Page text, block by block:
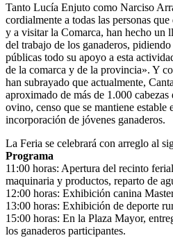
Tanto Lucía Enjuto como Narciso
cordialmente a todas las personas
y a visitar la Comarca, han hecho un
del trabajo de los ganaderos,
públicas todo su apoyo a esta
de la comarca y de la provincia». Y
han subrayado que actualmente,
aproximado de más de 1.000
ovino, censo que se mantiene estable
incorporación de jóvenes ganaderos.
La Feria se celebrará con arreglo al
Programa
11:00 horas: Apertura del recinto
maquinaria y productos, reparto de
12:00 horas: Exhibición canina
13:00 horas: Exhibición de deporte
15:00 horas: En la Plaza Mayor,
los ganaderos participantes.